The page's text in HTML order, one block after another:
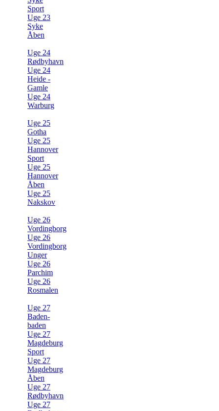
Sport
Uge 23
Syke
Åben
Uge 24
Rødbyhavn
Uge 24
Heide -
Gamle
Uge 24
Warburg
Uge 25
Gotha
Uge 25
Hannover
Sport
Uge 25
Hannover
Åben
Uge 25
Nakskov
Uge 26
Vordingborg
Uge 26
Vordingborg
Unger
Uge 26
Parchim
Uge 26
Rosmalen
Uge 27
Baden-
baden
Uge 27
Magdeburg
Sport
Uge 27
Magdeburg
Åben
Uge 27
Rødbyhavn
Uge 27